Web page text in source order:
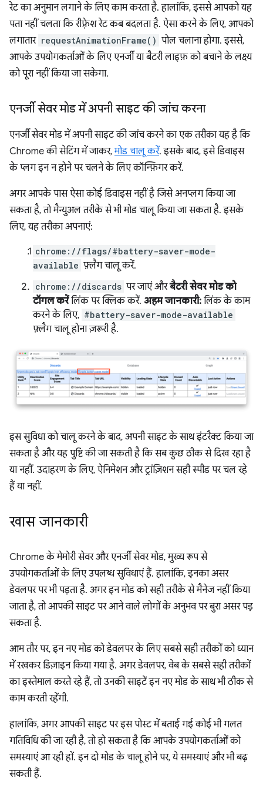
रेट का अनुमान लगाने के लिए काम करता है. हालांकि, इससे आपको यह
पता नहीं चलता कि रीफ़्रेश रेट कब बदलता है. ऐसा करने के लिए, आपको
लगातार requestAnimationFrame() पोल चलाना होगा. इससे,
आपके उपयोगकर्ताओं के लिए एनर्जी या बैटरी लाइफ़ को बचाने के लक्ष्य
को पूरा नहीं किया जा सकेगा.
एनर्जी सेवर मोड में अपनी साइट की जांच करना
एनर्जी सेवर मोड में अपनी साइट की जांच करने का एक तरीका यह है कि
Chrome की सेटिंग में जाकर,मोड चालू करें. इसके बाद, इसे डिवाइस
के प्लग इन न होने पर चलने के लिए कॉन्फ़िगर करें.
अगर आपके पास ऐसा कोई डिवाइस नहीं है जिसे अनप्लग किया जा
सकता है, तो मैन्युअल तरीके से भी मोड चालू किया जा सकता है. इसके
लिए, यह तरीका अपनाएं:
chrome://flags/#battery-saver-mode-
available फ़्लैग चालू करें.
chrome://discards पर जाएं औरबैटरी सेवर मोड को
टॉगल करेंलिंक पर क्लिक करें. अहम जानकारी: लिंक के काम
करने के लिए, #battery-saver-mode-available
फ़्लैग चालू होना ज़रूरी है.
इस सुविधा को चालू करने के बाद, अपनी साइट के साथ इंटरैक्ट किया जा
सकता है और यह पुष्टि की जा सकती है कि सब कुछ ठीक से दिख रहा है
या नहीं. उदाहरण के लिए, ऐनिमेशन और ट्रांज़िशन सही स्पीड पर चल रहे
हैं या नहीं.
खास जानकारी
Chrome के मेमोरी सेवर और एनर्जी सेवर मोड, मुख्य रूप से
उपयोगकर्ताओं के लिए उपलब्ध सुविधाएं हैं. हालांकि, इनका असर
डेवलपर पर भी पड़ता है. अगर इन मोड को सही तरीके से मैनेज नहीं किया
जाता है, तो आपकी साइट पर आने वाले लोगों के अनुभव पर बुरा असर पड़
सकता है.
आम तौर पर, इन नए मोड को डेवलपर के लिए सबसे सही तरीकों को ध्यान
में रखकर डिज़ाइन किया गया है. अगर डेवलपर, वेब के सबसे सही तरीकों
का इस्तेमाल करते रहे हैं, तो उनकी साइटें इन नए मोड के साथ भी ठीक से
काम करती रहेंगी.
हालांकि, अगर आपकी साइट पर इस पोस्ट में बताई गई कोई भी गलत
गतिविधि की जा रही है, तो हो सकता है कि आपके उपयोगकर्ताओं को
समस्याएं आ रही हों. इन दो मोड के चालू होने पर, ये समस्याएं और भी बढ़
सकती हैं.